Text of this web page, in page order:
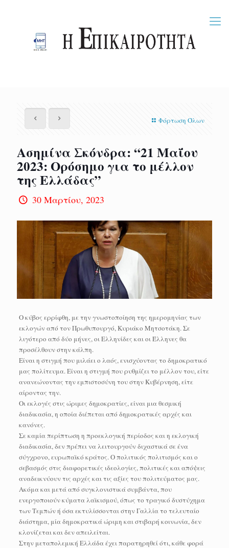
Φόρτωση Όλων
Ασημίνα Σκόνδρα: “21 Μαΐου
2023: Ορόσημο για το μέλλον
της Ελλάδας”
30 Μαρτίου, 2023
Ο κύβος ερρίφθη, με την γνωστοποίηση της ημερομηνίας των
εκλογών από τον Πρωθυπουργό, Κυριάκο Μητσοτάκη. Σε
λιγότερο από δύο μήνες, οι Ελληνίδες και οι Έλληνες θα
προσέλθουν στην κάλπη.
Είναι η στιγμή που μιλάει ο λαός, ενισχύοντας το δημοκρατικό
μας πολίτευμα. Είναι η στιγμή που ρυθμίζει το μέλλον του, είτε
ανανεώνοντας την εμπιστοσύνη του στην Κυβέρνηση, είτε
αίροντας την.
Οι εκλογές στις ώριμες δημοκρατίες, είναι μια θεσμική
διαδικασία, η οποία διέπεται από δημοκρατικές αρχές και
κανόνες.
Σε καμία περίπτωση η προεκλογική περίοδος και η εκλογική
διαδικασία, δεν πρέπει να λειτουργούν διχαστικά σε ένα
σύγχρονο, ευρωπαϊκό κράτος. Ο πολιτικός πολιτισμός και ο
σεβασμός στις διαφορετικές ιδεολογίες, πολιτικές και απόψεις
αναδεικνύουν τις αρχές και τις αξίες του πολιτεύματος μας.
Ακόμα και μετά από συγκλονιστικά συμβάντα, που
ενεργοποιούν κύματα λαϊκισμού, όπως το τραγικό δυστύχημα
των Τεμπών ή όσα εκτυλίσσονται στην Γαλλία το τελευταίο
διάστημα, μία δημοκρατικά ώριμη και στιβαρή κοινωνία, δεν
κλονίζεται και δεν απειλείται.
Στην μεταπολεμική Ελλάδα έχει παρατηρηθεί ότι, κάθε φορά